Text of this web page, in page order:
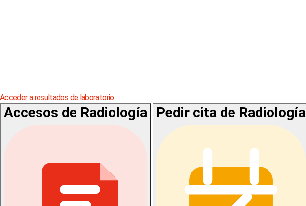
Acceder a resultados de laboratorio
Accesos de Radiología Pedir cita de Radiología